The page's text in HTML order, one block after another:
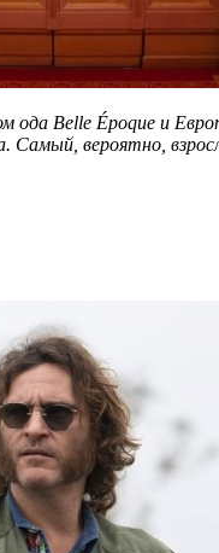
ода Belle Époque и
Самый, вероятно,